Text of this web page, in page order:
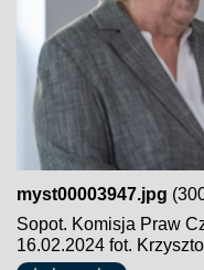
myst00003947.jpg
Sopot. Komisja Praw
16.02.2024 fot.